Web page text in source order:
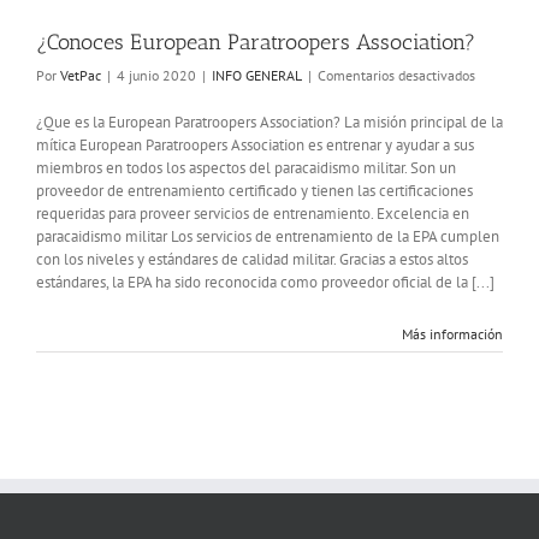
¿Conoces European Paratroopers Association?
Por VetPac | 4 junio 2020 | INFO GENERAL | Comentarios desactivadosen
European
¿Que es la European Paratroopers Association? La misión principal de la
mítica European Paratroopers Association es entrenar y ayudar a sus
miembros en todos los aspectos del paracaidismo militar. Son un
proveedor de entrenamiento certificado y tienen las certificaciones
requeridas para proveer servicios de entrenamiento. Excelencia en
paracaidismo militar Los servicios de entrenamiento de la EPA cumplen
con los niveles y estándares de calidad militar. Gracias a estos altos
estándares, la EPA ha sido reconocida como proveedor oficial de la [...]
Más información